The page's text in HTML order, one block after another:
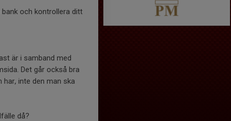
och kontrollera ditt
är i samband med
Det går också bra
inte den man ska
då?